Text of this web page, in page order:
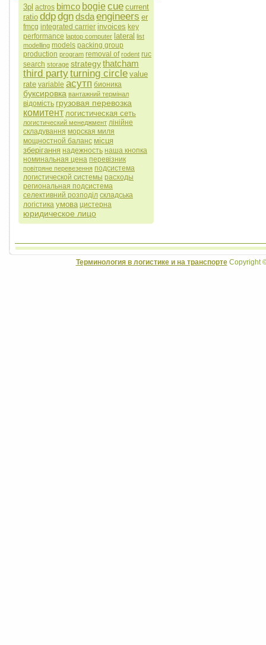
3pl actros bimco bogiecue current
ratio ddpdgndsdaengineers er
fmcg integrated carrier invoices key
performance laptop computer lateral list
modelling models packing group
production program removal of rodent ruc
search storage strategythatcham
third partyturning circle value
rate variable асутп бионика
буксировка вантажний термінал
відомість грузовая перевозка
комитент логистическая сеть
логистический менеджмент лінійне
складування морская миля
мощностной баланс місця
зберігання надежность наша кнопка
номинальная цена перевізник
повітряне перевезення подсистема
логистической системы расходы
региональная подсистема
селективний розподіл складська
логістика умова цистерна
юридическое лицо
Терминология в логистике и на транспортеCopyright